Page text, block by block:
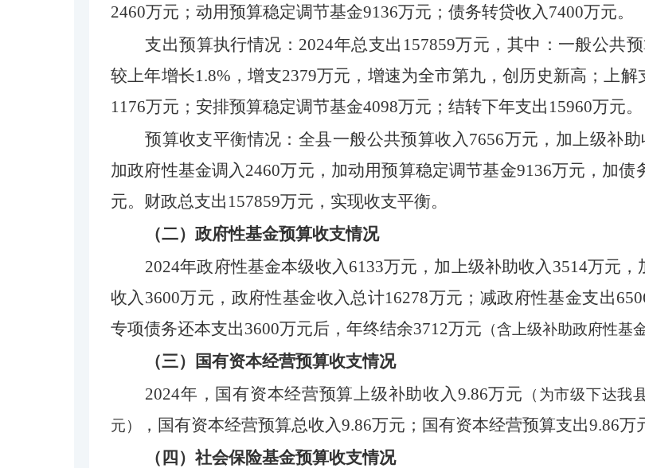
2460万元 ；动用预算稳定调节基金9136万元 ；债务转贷收入 7400万元。
支出预算执行情况： 2024年总支出 157859万元，其中：一般公共
较上年增长1.8% ，增支2379万元 ， 增速为全市第九，创历史新高； 上解
1176万元；安排预算稳定调节基金4098万元；结转下年支出 15960万元。
预算收支平衡情况：全县一般公共预算收入 7656万元 ， 加 上级补
加政府性基金调入 2460万元， 加动用预算稳定调节基金9136万元 ，加债
元。财政总支出 157859万元 ， 实现收支平衡。
（二）政府性基金预算收支情况
2024年政府性基金本级收入 6133万元， 加 上级补助收入 3514万元，
收入 3600万元，政府性基金收入总计16278万元 ； 减政府性基金支出
专项债务还本支出3600万元后，年终结余3712万元 （含上级补助政府性基
（三）国有资本经营预算收支情况
2024年， 国有资本经营预算上级补助收入 9.86万元 （为市级下达我
元）
，国有资本经营预算总收入9.86万元；国有资本经营预算支出9.86万
（四）社会保险基金预算收支情况